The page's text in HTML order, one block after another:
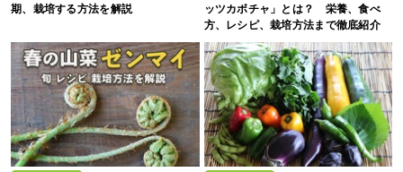
期、栽培する方法を解説
ッツカボチャ」とは？ 栄養、食べ
方、レシピ、栽培方法まで徹底紹介